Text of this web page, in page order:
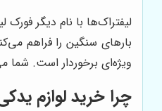
لیفتراک‌ها با نام دیگر
بارهای سنگین را فراهم
ویژه‌ای برخوردار است. شما
چرا خرید لوازم